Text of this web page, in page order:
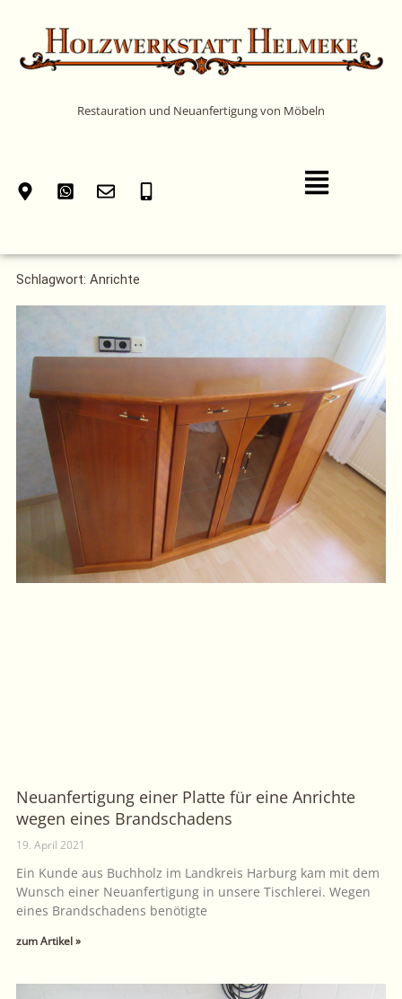
springen
Restauration und Neuanfertigung von Möbeln
Main
Menu
Schlagwort: Anrichte
Neuanfertigung einer Platte für eine Anrichte
wegen eines Brandschadens
19. April 2021
Ein Kunde aus Buchholz im Landkreis Harburg kam mit dem
Wunsch einer Neuanfertigung in unsere Tischlerei. Wegen
eines Brandschadens benötigte
zum Artikel »